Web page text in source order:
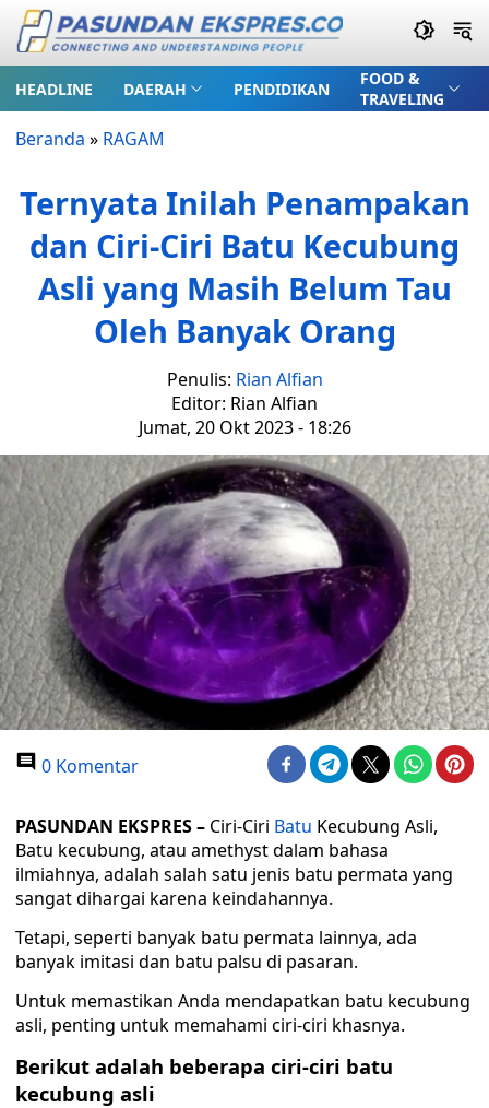
HEADLINE DAERAH PENDIDIKAN
FOOD &
TRAVELING
Beranda » RAGAM
Ternyata Inilah Penampakan
dan Ciri-Ciri Batu Kecubung
Asli yang Masih Belum Tau
Oleh Banyak Orang
Penulis: Rian Alfian
Editor: Rian Alfian
Jumat, 20 Okt 2023 - 18:26
0 Komentar
PASUNDAN EKSPRES – Ciri-Ciri Batu Kecubung Asli,
Batu kecubung, atau amethyst dalam bahasa
ilmiahnya, adalah salah satu jenis batu permata yang
sangat dihargai karena keindahannya.
Tetapi, seperti banyak batu permata lainnya, ada
banyak imitasi dan batu palsu di pasaran.
Untuk memastikan Anda mendapatkan batu kecubung
asli, penting untuk memahami ciri-ciri khasnya.
Berikut adalah beberapa ciri-ciri batu
kecubung asli